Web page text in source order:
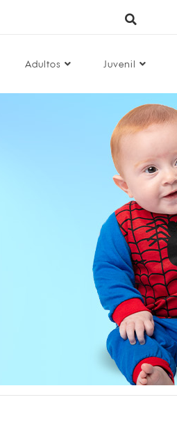
Adultos Juvenil